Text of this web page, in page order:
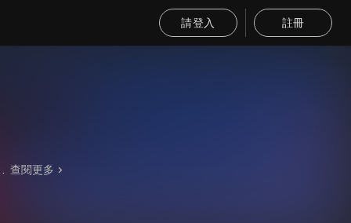
請登入 註冊
牌夜間限定工作室，與wannasleep同屬旗下藝人。2023年在大嘻哈時代2總冠軍決賽上拿下亞軍。 查閱更多